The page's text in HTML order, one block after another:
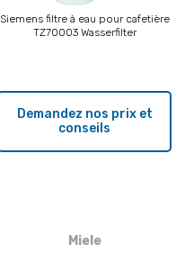
Siemens filtre à eau pour cafetière
TZ70003 Wasserfilter
Demandez nos prix et
conseils
Miele